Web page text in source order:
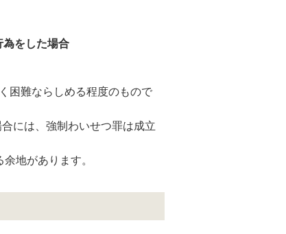
為をした場合
困難ならしめる程度のもので
には、強制わいせつ罪は成立
地があります。